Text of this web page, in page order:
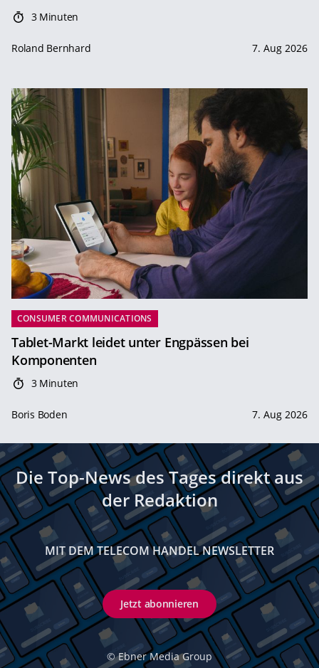
3 Minuten
Roland Bernhard 7. Aug 2026
CONSUMER COMMUNICATIONS
Tablet-Markt leidet unter Engpässen bei
Komponenten
3 Minuten
Boris Boden 7. Aug 2026
Die Top-News des Tages direkt aus
der Redaktion
MIT DEM TELECOM HANDEL NEWSLETTER
Jetzt abonnieren
© Ebner Media Group